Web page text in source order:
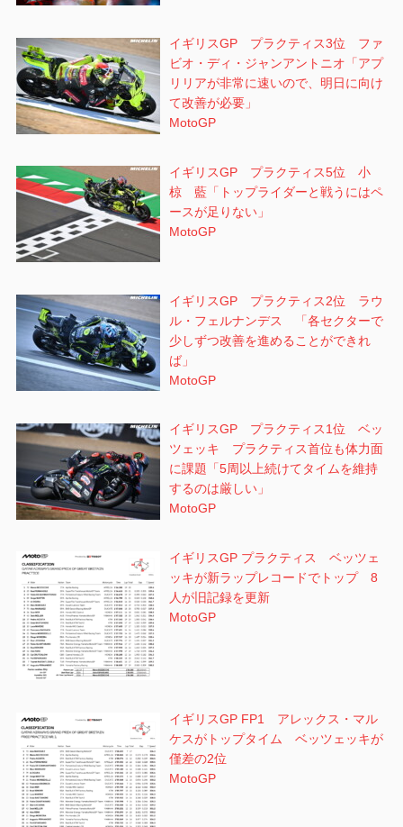
イギリスGP プラクティス3位 ファ
ビオ・ディ・ジャンアントニオ「アプ
リリアが非常に速いので、明日に向け
て改善が必要」
MotoGP
イギリスGP プラクティス5位 小
椋 藍「トップライダーと戦うにはペ
ースが足りない」
MotoGP
イギリスGP プラクティス2位 ラウ
ル・フェルナンデス 「各セクターで
少しずつ改善を進めることができれ
ば」
MotoGP
イギリスGP プラクティス1位 ベッ
ツェッキ プラクティス首位も体力面
に課題「5周以上続けてタイムを維持
するのは厳しい」
MotoGP
イギリスGP プラクティス ベッツェ
ッキが新ラップレコードでトップ 8
人が旧記録を更新
MotoGP
イギリスGP FP1 アレックス・マル
ケスがトップタイム ベッツェッキが
僅差の2位
MotoGP